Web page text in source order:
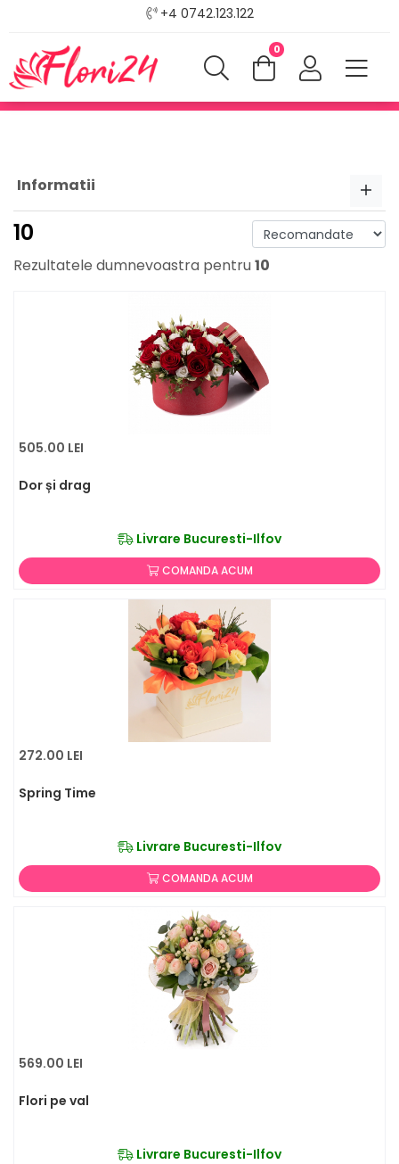
+4 0742.123.122
0
Informatii
10
Rezultatele dumnevoastra pentru10
505.00 LEI
Dor și drag
Livrare Bucuresti-Ilfov
COMANDA ACUM
272.00 LEI
Spring Time
Livrare Bucuresti-Ilfov
COMANDA ACUM
569.00 LEI
Flori pe val
Livrare Bucuresti-Ilfov